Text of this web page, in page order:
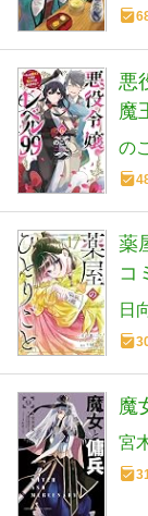
悪
魔
の
薬
コ
日
魔
宮